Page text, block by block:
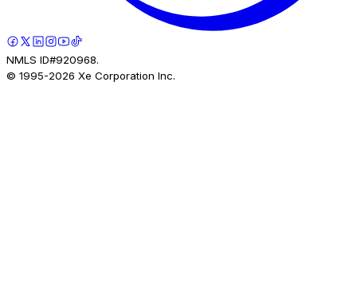
NMLS ID#920968.
© 1995-2026 Xe Corporation Inc.